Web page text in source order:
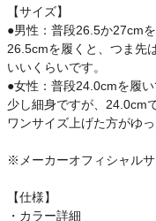
ご利用ガイド
クーポン一覧
商品レビュー
プロテイン・サプリメン
アウトレットセール
【サイズ】
●男性：普段26.5か27cmを
26.5cmを履くと、つま先
いいくらいです。
●女性：普段24.0cmを履い
少し細身ですが、24.0cm
ワンサイズ上げた方がゆ
※メーカーオフィシャルサ
【仕様】
・カラー詳細